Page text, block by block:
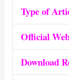
Type of
Official
Download